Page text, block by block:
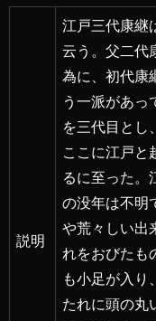
説明
江戸三代康継
云う。父二代
為に、初代康
う一派があっ
を三代目とし
ここに江戸と
るに至った。
の没年は不明
や荒々しい出
れをおびたも
も小足が入り
たれに頭の丸